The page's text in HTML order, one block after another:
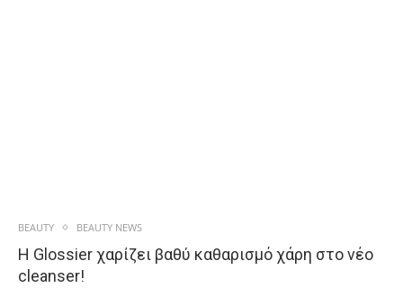
BEAUTY BEAUTY NEWS
Η Glossier χαρίζει βαθύ καθαρισμό χάρη στο νέο
cleanser!